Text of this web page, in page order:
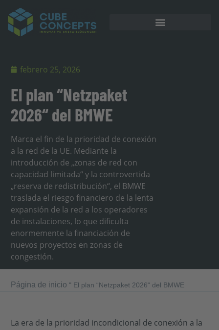
febrero 25, 2026
El plan “Netzpaket
2026“ del BMWE
Marca el fin de la prioridad de conexión
a la red de la UE. Mediante la
introducción de „zonas de red con
capacidad limitada“ y la controvertida
„reserva de redistribución“, el BMWE
traslada el riesgo financiero de la lenta
expansión de la red a los operadores
de instalaciones, lo que dificulta
enormemente la financiación de
nuevos proyectos en zonas de
congestión.
Página de inicio " El plan “Netzpaket 2026“ del BMWE
La era de la prioridad incondicional de conexión a la